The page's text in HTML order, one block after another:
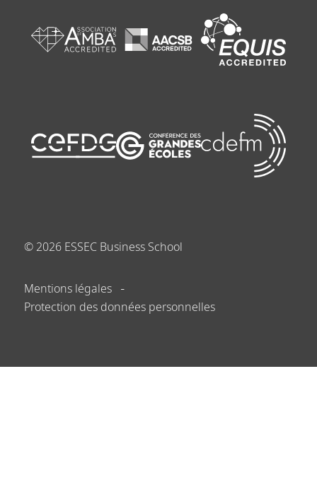
© 2026 ESSEC Business School
Mentions légales
Protection des données personnelles